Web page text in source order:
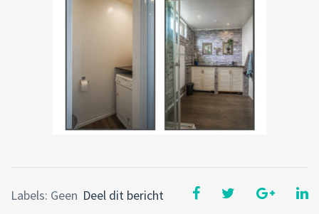
Deel dit bericht
Labels: Geen